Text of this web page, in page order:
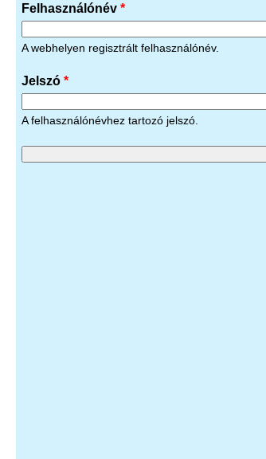
Felhasználónév *
A webhelyen regisztrált felhasználónév.
Jelszó *
A felhasználónévhez tartozó jelszó.